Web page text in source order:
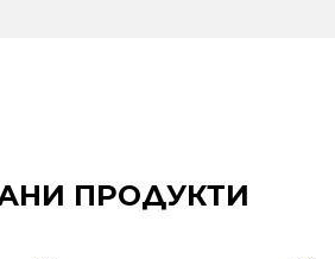
ПРОДУКТИ